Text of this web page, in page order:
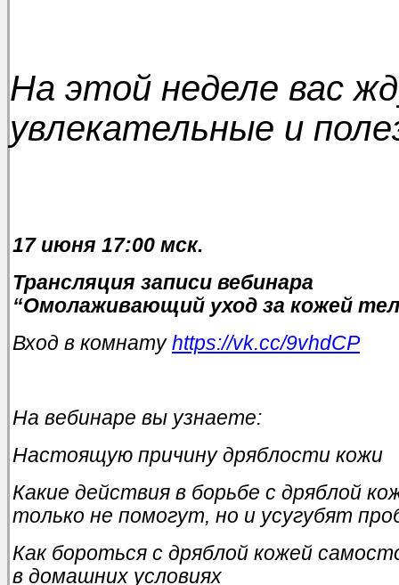
На этой неделе вас
увлекательные и
17 июня 17:00 мск.
Трансляция записи вебинара
“Омолаживающий уход за кожей
Вход в комнату https://vk.cc/9vhdCP
На вебинаре вы узнаете:
Настоящую причину дряблости кожи
Какие действия в борьбе с дряблой
только не помогут, но и усугубят
Как бороться с дряблой кожей
в домашних условиях